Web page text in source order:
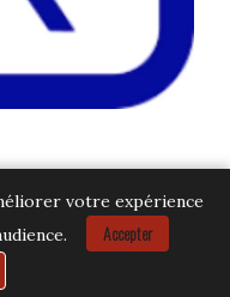
votre expérience
Accepter